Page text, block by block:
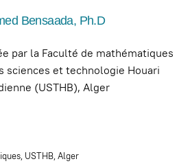
Bensaada, Ph.D
par la Faculté de mathématiques
sciences et technologie Houari
(USTHB), Alger
USTHB, Alger